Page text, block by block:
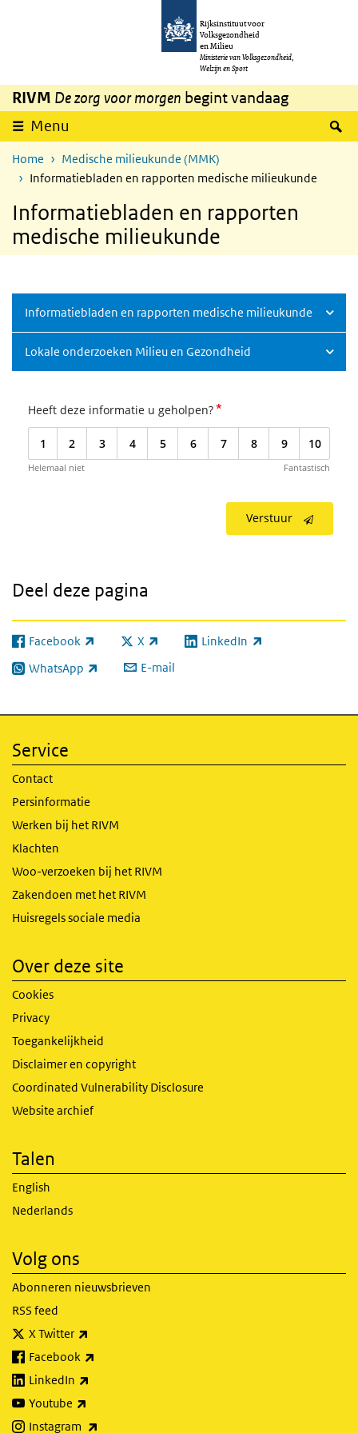
Overslaan en naar de inhoud gaan
Rijksinstituut voor
Volksgezondheid
en Milieu
Ministerie van Volksgezondheid,
Welzijn en Sport
RIVM De zorg voor morgen begint vandaag
Menu
Home
Medische milieukunde (MMK)
Informatiebladen en rapporten medische milieukunde
Informatiebladen en rapporten
medische milieukunde
Informatiebladen en rapporten medische milieukunde
Lokale onderzoeken Milieu en Gezondheid
Heeft deze informatie u geholpen?*
1 2 3 4 5 6 7 8 9 10
Helemaal niet Fantastisch
Verstuur
Deel deze pagina
Facebook
(externe link) X
(externe link) LinkedIn
(externe link)
WhatsApp
(externe link) E-mail
Service
Contact
Persinformatie
Werken bij het RIVM
Klachten
Woo-verzoeken bij het RIVM
Zakendoen met het RIVM
Huisregels sociale media
Over deze site
Cookies
Privacy
Toegankelijkheid
Disclaimer en copyright
Coordinated Vulnerability Disclosure
Website archief
Talen
English
Nederlands
Volg ons
Abonneren nieuwsbrieven
RSS feed
X Twitter
Facebook
LinkedIn
Youtube
Instagram